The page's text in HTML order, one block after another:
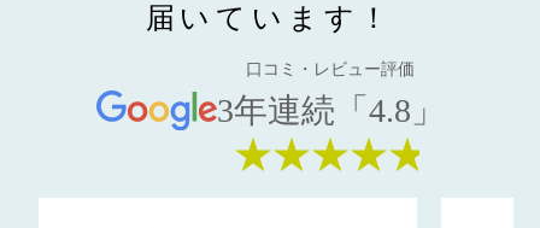
届いています！
口コミ・レビュー評価
3年連続「4.8」
★★★★★